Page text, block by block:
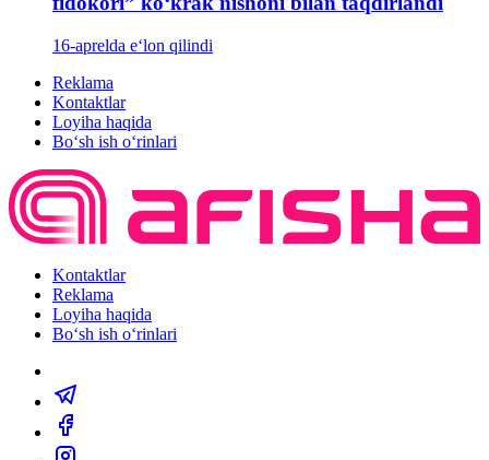
16-aprelda e‘lon qilindi
Reklama
Kontaktlar
Loyiha haqida
Bo‘sh ish o‘rinlari
Kontaktlar
Reklama
Loyiha haqida
Bo‘sh ish o‘rinlari